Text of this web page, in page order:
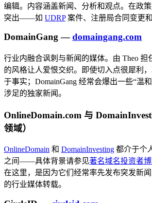
编辑。内容涵盖新闻、分析和观点。在政
突出——如 UDRP案件、注册局合同变更
DomainGang —domaingang.com
行业内融合讽刺与新闻的媒体。由 Theo 担
的风格让人爱恨交织。即使切入点很犀利
于事实；DomainGang 经常会爆出一些“温
涉足的独家新闻。
OnlineDomain.com 与
领域）
OnlineDomain 和 DomainInvesting 都介于个
之间——具体背景请参见著名域名投资者
在这里，是因为它们经常率先发布突发新
的行业媒体转载。